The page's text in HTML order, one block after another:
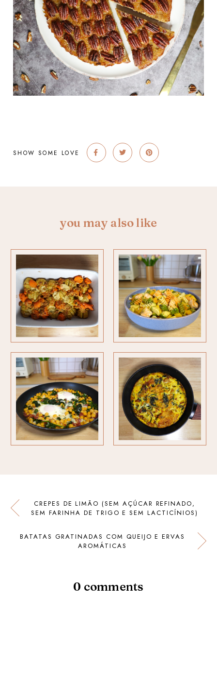
SHOW SOME LOVE
you may also like
CREPES DE LIMÃO (SEM AÇÚCAR REFINADO,
SEM FARINHA DE TRIGO E SEM LACTICÍNIOS)
BATATAS GRATINADAS COM QUEIJO E ERVAS
AROMÁTICAS
0 comments